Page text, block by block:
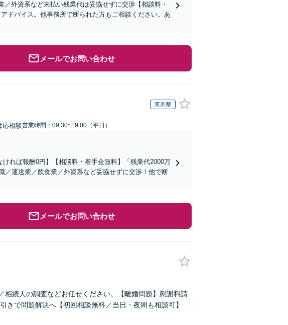
外資系など未払い残業代は妥協せずに交渉【相談料・
ドバイス。他事務所で断られた方もご相談ください。あ
メールでお問い合わせ
東京都
応相談営業時間：09:30~19:00（平日）
れば報酬0円】【相談料・着手金無料】「残業代2000万
／運送業／飲食業／外資系など妥協せずに交渉！他で断
メールでお問い合わせ
相続人の調査などお任せください。【離婚問題】慰謝料請
で問題解決へ【初回相談無料／当日・夜間も相談可】